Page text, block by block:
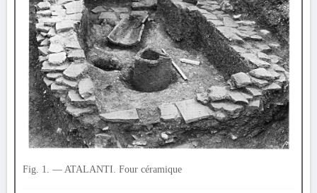
Fig. 1. — ATALANTI. Four céramique